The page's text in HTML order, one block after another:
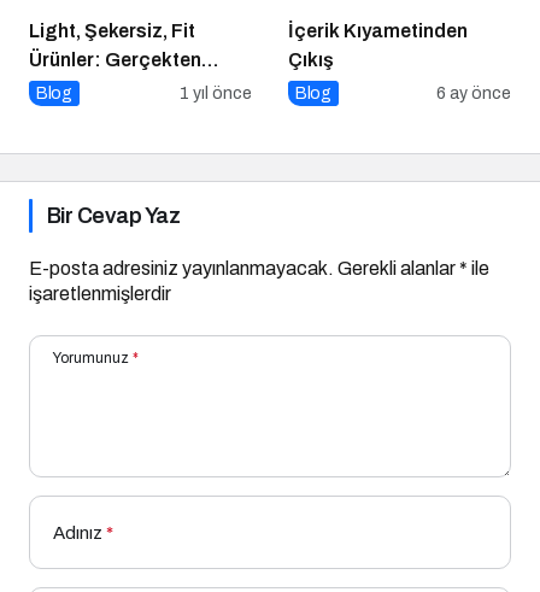
Light, Şekersiz, Fit
Ürünler: Gerçekten
Daha Sağlıklı mı?
Blog 1 yıl önce
İçerik Kıyametinden
Çıkış
Blog 6 ay önce
Bir Cevap Yaz
E-posta adresiniz yayınlanmayacak. Gerekli alanlar* ile
işaretlenmişlerdir
Yorumunuz *
Adınız *